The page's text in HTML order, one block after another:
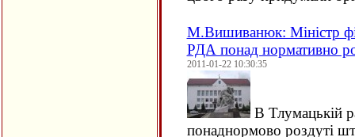
М.Вишиванюк: Міністр
РДА понад нормативно
2011-01-22 10:30:35
В Тлумацькій
понаднормово роздуті